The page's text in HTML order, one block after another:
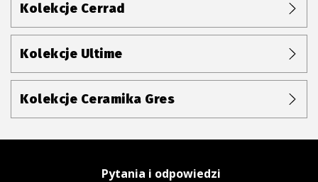
Kolekcje Cerrad
Kolekcje Ultime
Kolekcje Ceramika Gres
Pytania i odpowiedzi